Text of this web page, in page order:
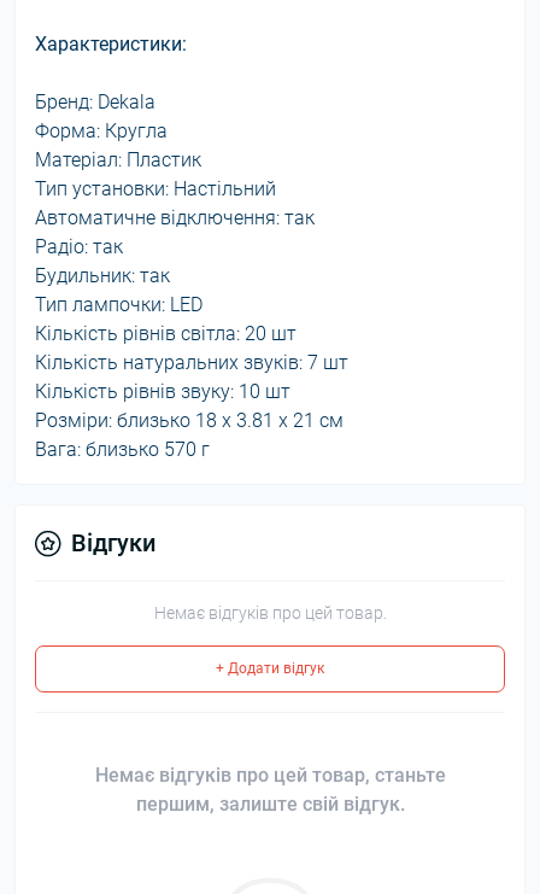
Характеристики:
Бренд: Dekala
Форма: Кругла
Матеріал: Пластик
Тип установки: Настільний
Автоматичне відключення: так
Радіо: так
Будильник: так
Тип лампочки: LED
Кількість рівнів світла: 20 шт
Кількість натуральних звуків: 7 шт
Кількість рівнів звуку: 10 шт
Розміри: близько 18 x 3.81 x 21 см
Вага: близько 570 г
Відгуки
Немає відгуків про цей товар.
+ Додати відгук
Немає відгуків про цей товар, станьте
першим, залиште свій відгук.